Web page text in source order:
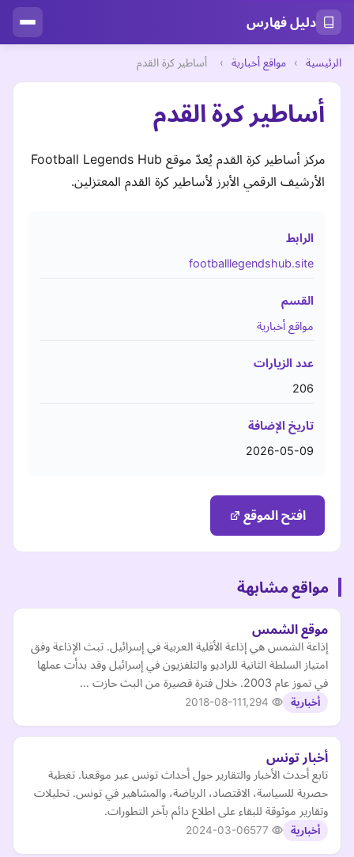
دليل فهارس
الرئيسية › مواقع أخبارية › أساطير كرة القدم
أساطير كرة القدم
مركز أساطير كرة القدم يُعدّ موقع Football Legends Hub
الأرشيف الرقمي الأبرز لأساطير كرة القدم المعتزلين.
الرابط
footballlegendshub.site
القسم
مواقع أخبارية
عدد الزيارات
206
تاريخ الإضافة
2026-05-09
افتح الموقع
مواقع مشابهة
موقع الشمس
إذاعة الشمس هي إذاعة الأقلية العربية في إسرائيل. تبث الإذاعة وفق
امتياز السلطة الثانية للراديو والتلفزيون في إسرائيل وقد بدأت عملها
في تموز عام 2003. خلال فترة قصيرة من البث حازت …
أخبارية 2018-08-11
أخبار تونس
تابع أحدث الأخبار والتقارير حول أحداث تونس عبر موقعنا. تغطية
حصرية للسياسة، الاقتصاد، الرياضة، والمشاهير في تونس. تحليلات
وتقارير موثوقة للبقاء على اطلاع دائم بآخر التطورات.
أخبارية 2024-03-06